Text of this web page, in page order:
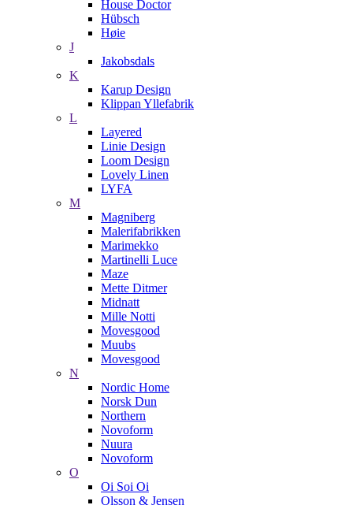
House Doctor
Hübsch
Høie
J
Jakobsdals
K
Karup Design
Klippan Yllefabrik
L
Layered
Linie Design
Loom Design
Lovely Linen
LYFA
M
Magniberg
Malerifabrikken
Marimekko
Martinelli Luce
Maze
Mette Ditmer
Midnatt
Mille Notti
Movesgood
Muubs
Movesgood
N
Nordic Home
Norsk Dun
Northern
Novoform
Nuura
Novoform
O
Oi Soi Oi
Olsson & Jensen